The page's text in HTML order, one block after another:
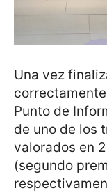
Una vez
Punto de
de uno de los
valorados en
(segundo